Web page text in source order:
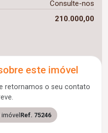
Consulte-nos
210.000,00
este imóvel
retornamos o seu contato
Ref. 75246